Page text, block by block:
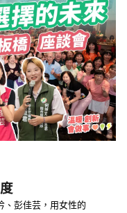
、彭佳芸，用女性的